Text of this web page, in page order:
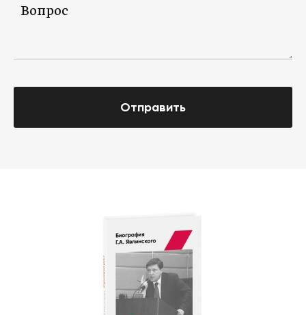
Отправить